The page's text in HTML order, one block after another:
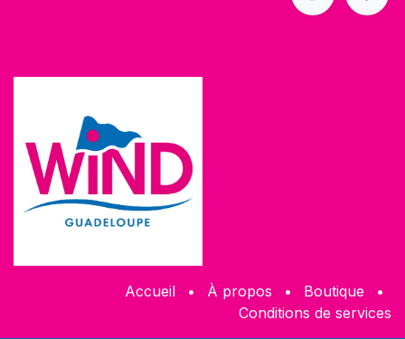
Accueil • À propos • Boutique
•
Conditions de services